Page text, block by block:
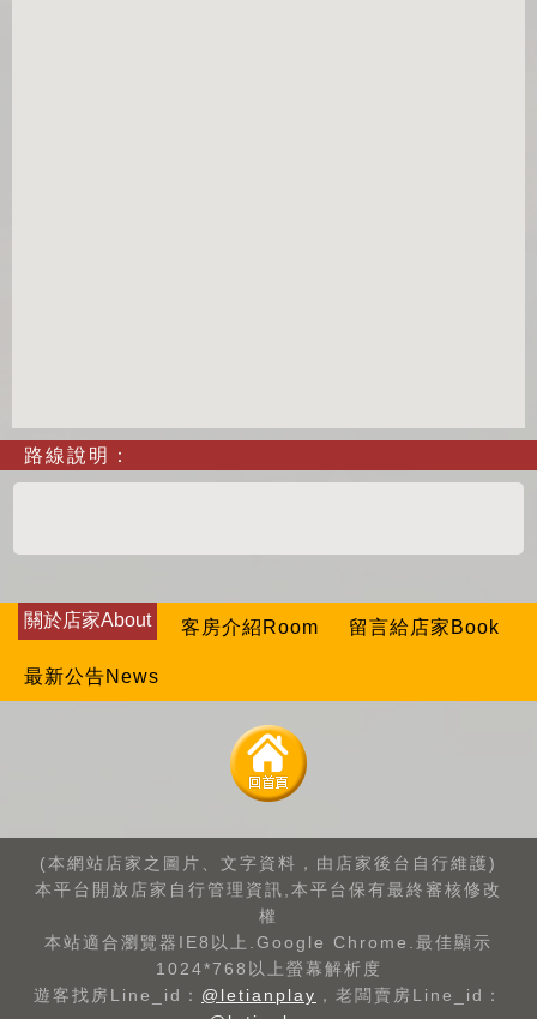
路線說明：
關於店家About 客房介紹Room 留言給店家Book
最新公告News
(本網站店家之圖片、文字資料，由店家後台自行維護)
本平台開放店家自行管理資訊,本平台保有最終審核修改
權
本站適合瀏覽器IE8以上.Google Chrome.最佳顯示
1024*768以上螢幕解析度
遊客找房Line_id： @letianplay ，老闆賣房Line_id：